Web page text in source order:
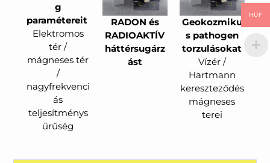
g
paramétereit
Elektromos
tér /
mágneses tér
/
nagyfrekvenci
ás
teljesítménys
űrűség
RADON és
RADIOAKTÍV
háttérsugárz
ást
Geokozmiku
s pathogen
torzulásokat
Vízér /
Hartmann
kereszteződés
mágneses
terei
HUF